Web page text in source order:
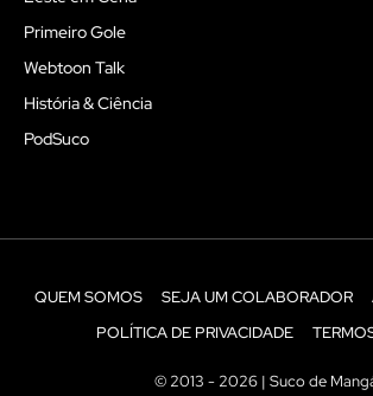
Primeiro Gole
Webtoon Talk
História & Ciência
PodSuco
QUEM SOMOS SEJA UM COLABORADOR
POLÍTICA DE PRIVACIDADE
© 2013 - 2026 | Suco de